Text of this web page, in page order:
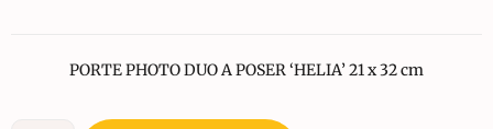
PORTE PHOTO DUO A POSER ‘HELIA’ 21 x 32 cm